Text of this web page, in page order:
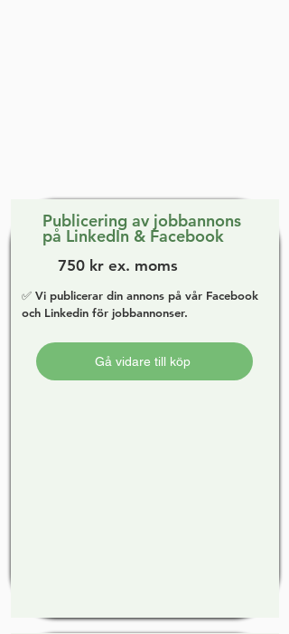
Publicering av jobbannons
på LinkedIn & Facebook
750 kr ex. moms
✅ Vi publicerar din annons på vår Facebook
och Linkedin för jobbannonser.
Gå vidare till köp